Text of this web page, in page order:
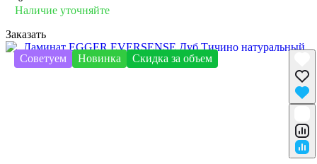
Наличие уточняйте
Заказать
Советуем
Новинка Скидка за объем